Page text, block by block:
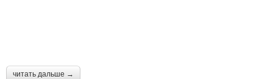
читать дальше →